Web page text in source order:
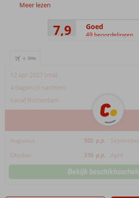
Meer lezen
7,9 Goed
49 beoordelingen
+
12 apr 2027 (ma)
4 dagen (3 nachten)
vanaf Rotterdam
Augustus 502 p.p.
Oktober
316 p.p. April
Bekijk